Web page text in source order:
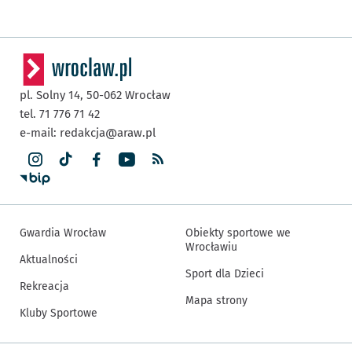
pl. Solny 14, 50-062 Wrocław
tel. 71 776 71 42
e-mail: redakcja@araw.pl
Gwardia Wrocław
Aktualności
Rekreacja
Kluby Sportowe
Obiekty sportowe we
Wrocławiu
Sport dla Dzieci
Mapa strony